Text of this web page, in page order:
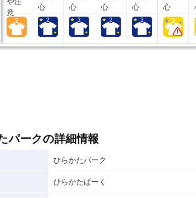
パークの詳細情報
ひらかたパーク
ひらかたぱーく